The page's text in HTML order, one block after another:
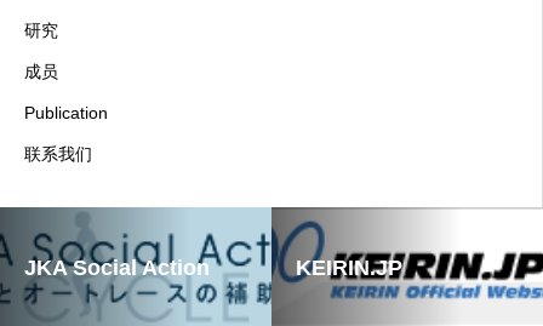
研究
成员
Publication
联系我们
JKA Social Action KEIRIN.JP